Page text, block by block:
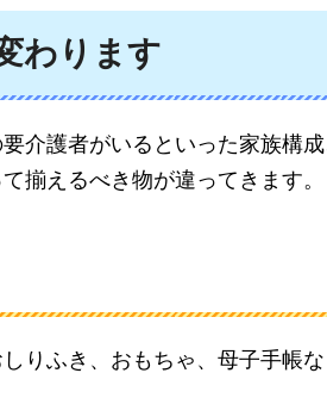
わります
介護者がいるといった家族構
揃えるべき物が違ってきます。
りふき、おもちゃ、母子手帳